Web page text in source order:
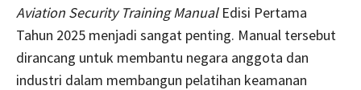
Aviation Security Training ManualEdisi Pertama
Tahun 2025 menjadi sangat penting. Manual tersebut
dirancang untuk membantu negara anggota dan
industri dalam membangun pelatihan keamanan